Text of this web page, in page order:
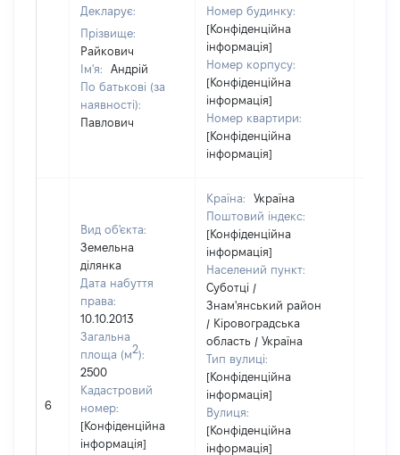
Декларує:
Прізвище:
Райкович
Ім'я:
Андрій
По батькові (за
наявності):
Павлович
Номер будинку:
[Конфіденційна
інформація]
Номер корпусу:
[Конфіденційна
інформація]
Номер квартири:
[Конфіденційна
інформація]
6
Вид об'єкта:
Земельна
ділянка
Дата набуття
права:
10.10.2013
Загальна
площа (м2):
2500
Кадастровий
номер:
[Конфіденційна
інформація]
Країна:
Україна
Поштовий індекс:
[Конфіденційна
інформація]
Населений пункт:
Суботці /
Знам'янський район
/ Кіровоградська
область / Україна
Тип вулиці:
[Конфіденційна
інформація]
Вулиця:
[Конфіденційна
інформація]